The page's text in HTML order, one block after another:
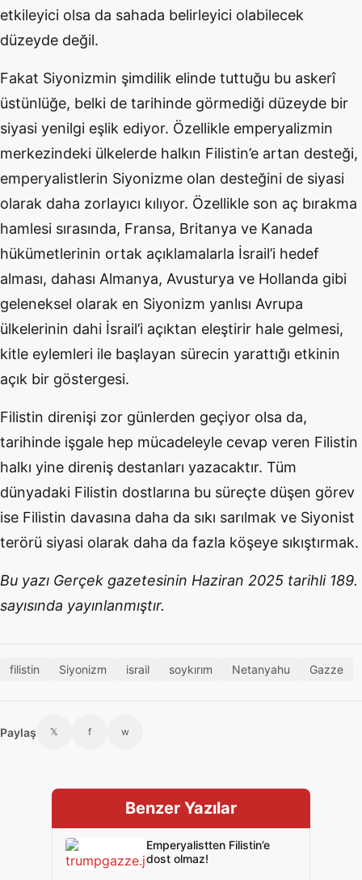
etkileyici olsa da sahada belirleyici olabilecek
düzeyde değil.
Fakat Siyonizmin şimdilik elinde tuttuğu bu askerî
üstünlüğe, belki de tarihinde görmediği düzeyde bir
siyasi yenilgi eşlik ediyor. Özellikle emperyalizmin
merkezindeki ülkelerde halkın Filistin’e artan desteği,
emperyalistlerin Siyonizme olan desteğini de siyasi
olarak daha zorlayıcı kılıyor. Özellikle son aç bırakma
hamlesi sırasında, Fransa, Britanya ve Kanada
hükümetlerinin ortak açıklamalarla İsrail’i hedef
alması, dahası Almanya, Avusturya ve Hollanda gibi
geleneksel olarak en Siyonizm yanlısı Avrupa
ülkelerinin dahi İsrail’i açıktan eleştirir hale gelmesi,
kitle eylemleri ile başlayan sürecin yarattığı etkinin
açık bir göstergesi.
Filistin direnişi zor günlerden geçiyor olsa da,
tarihinde işgale hep mücadeleyle cevap veren Filistin
halkı yine direniş destanları yazacaktır. Tüm
dünyadaki Filistin dostlarına bu süreçte düşen görev
ise Filistin davasına daha da sıkı sarılmak ve Siyonist
terörü siyasi olarak daha da fazla köşeye sıkıştırmak.
Bu yazı Gerçek gazetesinin Haziran 2025 tarihli 189.
sayısında yayınlanmıştır.
filistin Siyonizm israil soykırım Netanyahu Gazze
Paylaş 𝕏 f w
Benzer Yazılar
Emperyalistten Filistin’e
dost olmaz!